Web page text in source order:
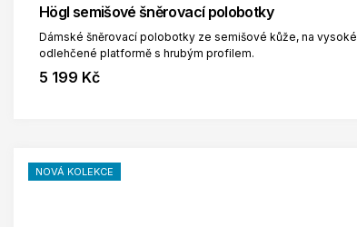
Högl semišové šněrovací polobotky
Dámské šněrovací polobotky ze semišové kůže, na vysoké
odlehčené platformě s hrubým profilem.
5 199 Kč
NOVÁ KOLEKCE